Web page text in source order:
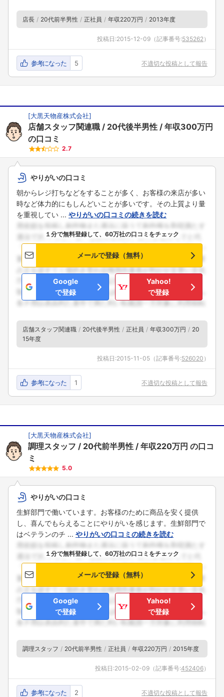
店長 20代前半男性 正社員 年収220万円 2013年度
投稿日:2015-12-09 （記事番号:535262 ）
参考になった 5 不適切な投稿として報告
[大黒天物産株式会社]
店舗スタッフ関連職 20代後半男性
年収300万円
の口コミ
2.7
やりがいの口コミ
朝からレジ打ちなどをすることが多く、お客様の来店が多い
時など体力的にもしんどいことが多いです。その上質より量
を重視してい ... やりがいの口コミの続きを読む
１分で無料登録して、60万社の口コミをチェック
メールで登録（無料）
Google
で登録
Yahoo!
で登録
店舗スタッフ関連職 20代後半男性 正社員 年収300万円
20
15年度
投稿日:2015-11-05 （記事番号:526020 ）
参考になった 1 不適切な投稿として報告
[大黒天物産株式会社]
調理スタッフ 20代前半男性 年収220万円 の口コ
ミ
5.0
やりがいの口コミ
生鮮部門で働いています。お客様のために商品を安く提供
し、喜んでもらえることにやりがいを感じます。生鮮部門で
はベテランのチ ... やりがいの口コミの続きを読む
１分で無料登録して、60万社の口コミをチェック
メールで登録（無料）
Google
で登録
Yahoo!
で登録
調理スタッフ 20代前半男性 正社員 年収220万円 2015年度
投稿日:2015-02-09 （記事番号:452406）
参考になった 2 不適切な投稿として報告